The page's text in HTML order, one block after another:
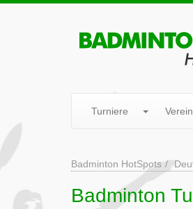
Turniere
Badminton HotSpots
Badminton